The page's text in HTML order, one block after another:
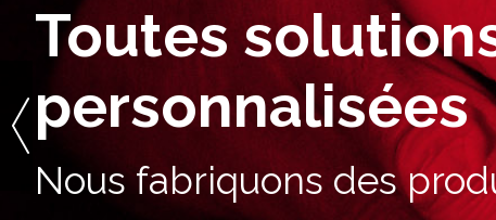
Toutes
personnalisées
Nous fabriquons des